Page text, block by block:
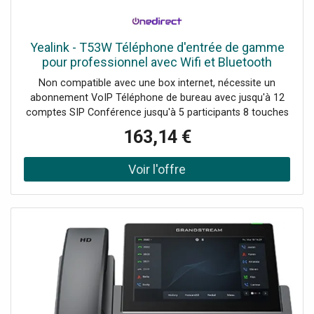
Yealink - T53W Téléphone d'entrée de gamme
pour professionnel avec Wifi et Bluetooth
Non compatible avec une box internet, nécessite un
abonnement VoIP Téléphone de bureau avec jusqu'à 12
comptes SIP Conférence jusqu'à 5 participants 8 touches
de fonction et écran LCD 3.7" Alimentation PoE "un seul
câble" Bluetooth 4.0 et WiFi 802.3 intégré Supporte 3cx
163,14 €